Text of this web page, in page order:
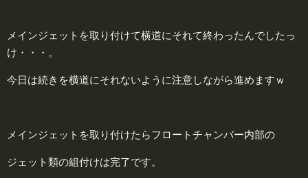
メインジェットを取り付けて横道にそれて終わったんでしたっ
け・・・。
今日は続きを横道にそれないように注意しながら進めますｗ
メインジェットを取り付けたらフロートチャンバー内部の
ジェット類の組付けは完了です。